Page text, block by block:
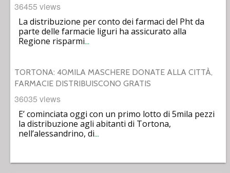
36455 views
La distribuzione per conto dei farmaci del Pht da
parte delle farmacie liguri ha assicurato alla
Regione risparmi…
TORTONA: 40MILA MASCHERE DONATE ALLA CITTÀ,
FARMACIE DISTRIBUISCONO GRATIS
36035 views
E’ cominciata oggi con un primo lotto di 5mila pezzi
la distribuzione agli abitanti di Tortona,
nell’alessandrino, di…